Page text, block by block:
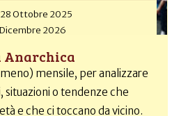
Ottobre 2025
Dicembre 2026
Anarchica
mensile, per analizzare
situazioni o tendenze che
e che ci toccano da vicino.